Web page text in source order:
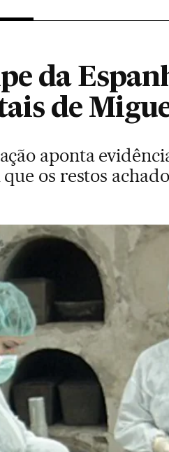
da
de
aponta
que os restos